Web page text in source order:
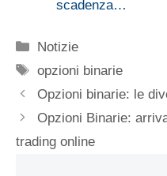
scadenza…
Categorie
Notizie
Tag
opzioni binarie
Opzioni binarie: le
Opzioni Binarie:
trading online